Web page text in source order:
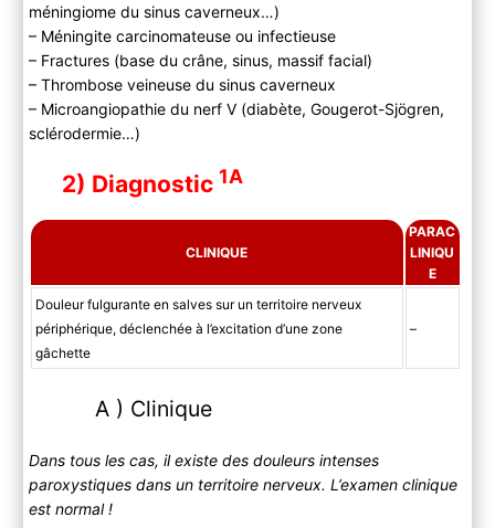
méningiome du sinus caverneux…)
– Méningite carcinomateuse ou infectieuse
– Fractures (base du crâne, sinus, massif facial)
– Thrombose veineuse du sinus caverneux
– Microangiopathie du nerf V (diabète, Gougerot-Sjögren,
sclérodermie…)
2) Diagnostic 1A
CLINIQUE
PARAC
LINIQU
E
Douleur fulgurante en salves sur un territoire nerveux
périphérique, déclenchée à l’excitation d’une zone
gâchette
–
A ) Clinique
Dans tous les cas, il existe des douleurs intenses
paroxystiques dans un territoire nerveux. L’examen clinique
est normal !